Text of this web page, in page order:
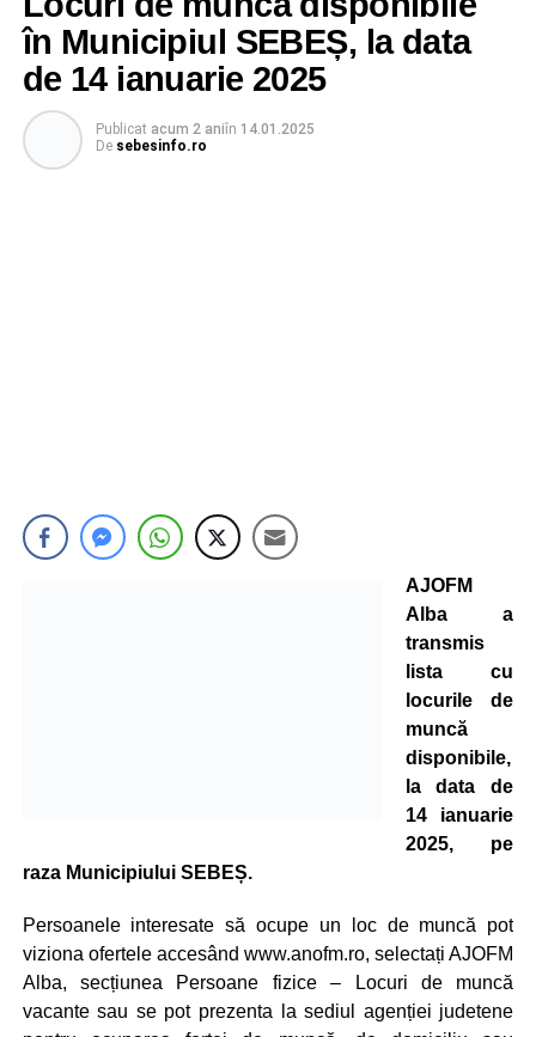
în Municipiul SEBEȘ, la data
de 14 ianuarie 2025
Publicat acum 2 aniîn 14.01.2025
De sebesinfo.ro
AJOFM
Alba a
transmis
lista cu
locurile de
muncă
disponibile,
la data de
14 ianuarie
2025, pe
raza Municipiului SEBEȘ.
Persoanele interesate să ocupe un loc de muncă pot
viziona ofertele accesând www.anofm.ro, selectați AJOFM
Alba, secțiunea Persoane fizice – Locuri de muncă
vacante sau se pot prezenta la sediul agenției judetene